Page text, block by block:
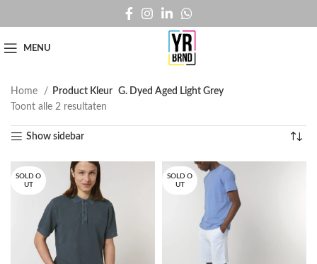
MENU
Home Product Kleur G. Dyed Aged Light Grey
Toont alle 2 resultaten
Show sidebar
SOLD O
UT
SOLD O
UT